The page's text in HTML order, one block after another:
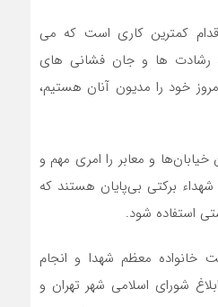
کمترین کاری است که می
رشادت ها و جان فشانی های
خود را مدیون آنان هستیم،
مزین شدن خیابان‌ها و معابر را امری مهم و
برکتی بی‌پایان هستند که
استفاده شود.
خانواده معظم شهدا و انجام
شورای اسلامی شهر تهران و